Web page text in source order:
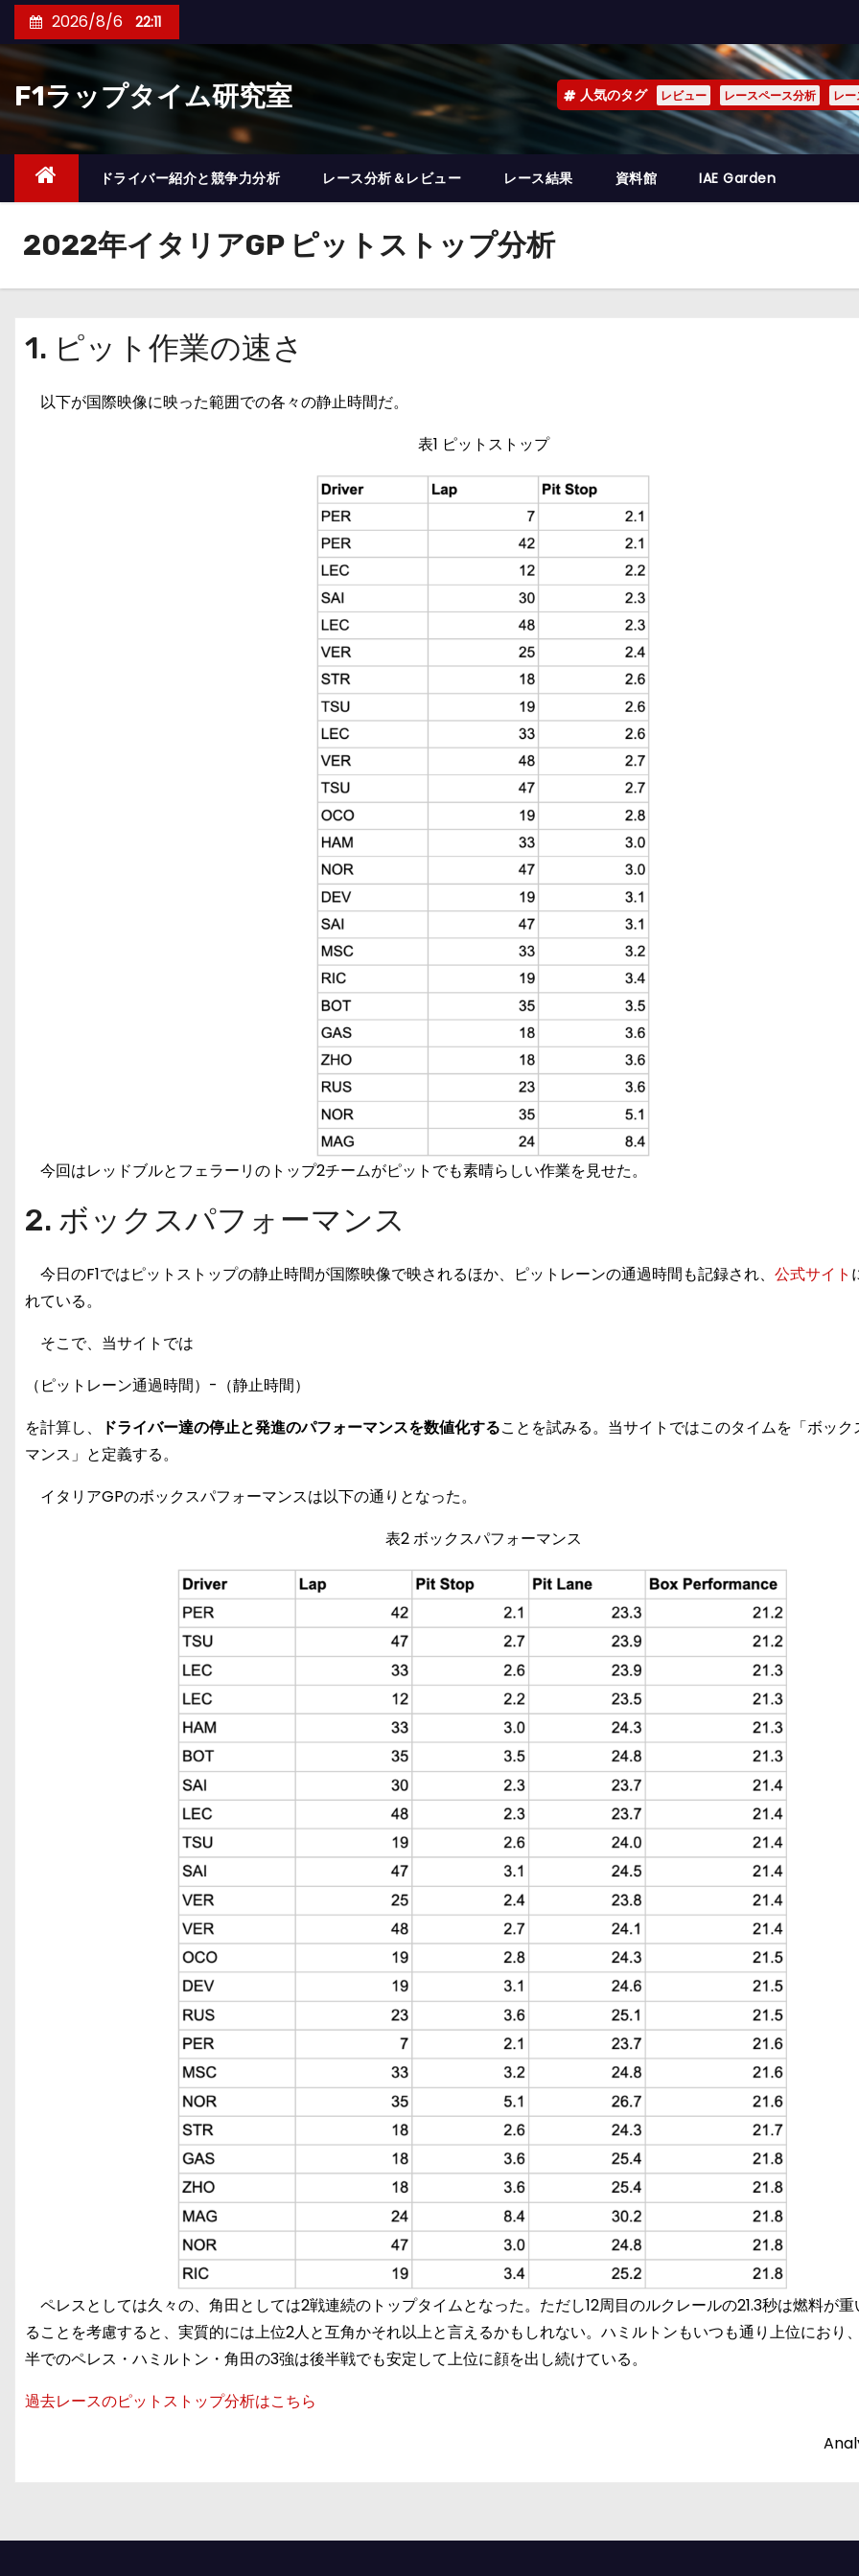
ン
ツ
キ
2026/8/6 22:11
F1ラップタイム研究室 人気のタグ レビュー レースペース分析 レ
ドライバー紹介と競争力分析 レース分析＆レビュー レース結果 資料館 IAE Garden
2022年イタリアGP ピットストップ分析
1. ピット作業の速さ
以下が国際映像に映った範囲での各々の静止時間だ。
表1 ピットストップ
今回はレッドブルとフェラーリのトップ2チームがピットでも素晴らしい作業を見せた。
2. ボックスパフォーマンス
今日のF1ではピットストップの静止時間が国際映像で映されるほか、ピットレーンの通過時間も記録され、 公式サイト
れている。
そこで、当サイトでは
（ピットレーン通過時間）-（静止時間）
を計算し、
ドライバー達の停止と発進のパフォーマンスを数値化することを試みる。当サイトではこのタイムを「ボック
マンス」と定義する。
イタリアGPのボックスパフォーマンスは以下の通りとなった。
表2 ボックスパフォーマンス
ペレスとしては久々の、角田としては2戦連続のトップタイムとなった。ただし12周目のルクレールの21.3秒は燃料が
ることを考慮すると、実質的には上位2人と互角かそれ以上と言えるかもしれない。ハミルトンもいつも通り上位におり
半でのペレス・ハミルトン・角田の3強は後半戦でも安定して上位に顔を出し続けている。
過去レースのピットストップ分析はこちら